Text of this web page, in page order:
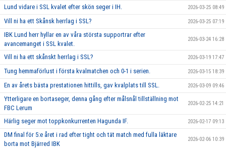
Lund vidare i SSL kvalet efter skön seger i IH. 2026-03-25 08:49
Vill ni ha ett Skånsk herrlag i SSL? 2026-03-25 07:19
IBK Lund herr hyllar en av våra största supportrar efter
avancemanget i SSL kvalet.
2026-03-24 16:28
Vill ni ha ett skånskt herrlag i SSL? 2026-03-19 17:47
Tung hemmaförlust i första kvalmatchen och 0-1 i serien. 2026-03-15 18:39
En av årets bästa prestationen hittills, gav kvalplats till SSL. 2026-03-09 09:46
Ytterligare en bortaseger, denna gång efter målsnål tillställning mot
FBC Lerum
2026-02-25 14:21
Härlig seger mot toppkonkurrenten Hagunda IF. 2026-02-17 09:13
DM final för 5:e året i rad efter tight och tät match med fulla läktare
borta mot Bjärred IBK
2026-02-06 10:39